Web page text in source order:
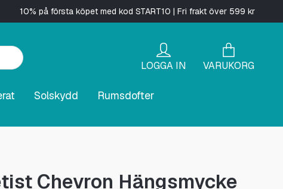
10% på första köpet med kod START10 | Fri frakt över 599 kr
LOGGA IN VARUKORG
Solskydd
Rumsdofter
Chevron Hängsmycke